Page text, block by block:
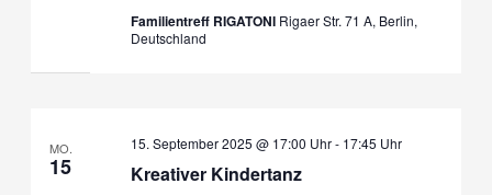
Familientreff RIGATONI Rigaer Str. 71 A, Berlin,
Deutschland
MO.
15 Kreativer Kindertanz
15. September 2025 @ 17:00 Uhr- 17:45 Uhr